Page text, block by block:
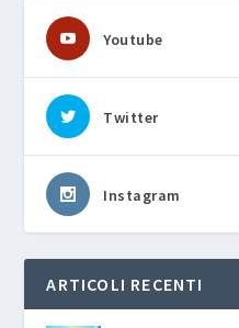
Youtube
Twitter
Instagram
ARTICOLI RECENTI